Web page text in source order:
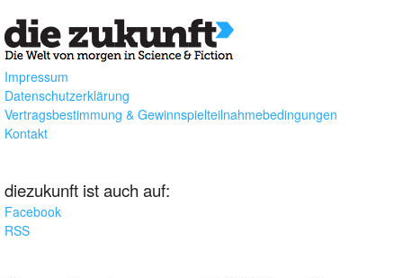
Impressum
Datenschutzerklärung
Vertragsbestimmung & Gewinnspielteilnahmebedingungen
Kontakt
diezukunft ist auch auf:
Facebook
RSS